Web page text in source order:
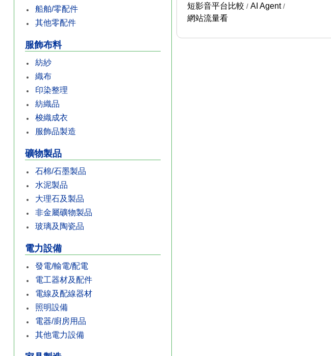
船舶/零配件
其他零配件
服飾布料
紡紗
織布
印染整理
紡織品
梭織成衣
服飾品製造
礦物製品
石棉/石墨製品
水泥製品
大理石及製品
非金屬礦物製品
玻璃及陶瓷品
電力設備
發電/輸電/配電
電工器材及配件
電線及配線器材
照明設備
電器/廚房用品
其他電力設備
短影音平台比較 /AI Agent/
網站流量看